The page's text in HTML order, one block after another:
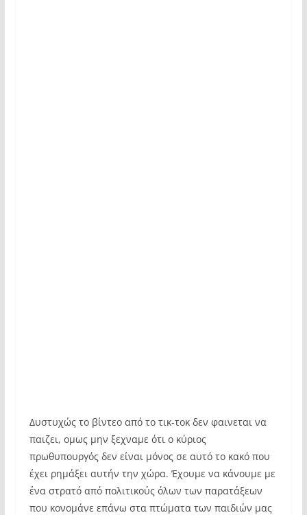
Δυστυχώς το βίντεο από το τικ-τοκ δεν φαινεται να
παιζει, ομως μην ξεχναμε ότι ο κύριος
πρωθυπουργός δεν είναι μόνος σε αυτό το κακό που
έχει ρημάξει αυτήν την χώρα. Έχουμε να κάνουμε με
ένα στρατό από πολιτικούς όλων των παρατάξεων
που κονομάνε επάνω στα πτώματα των παιδιών μας